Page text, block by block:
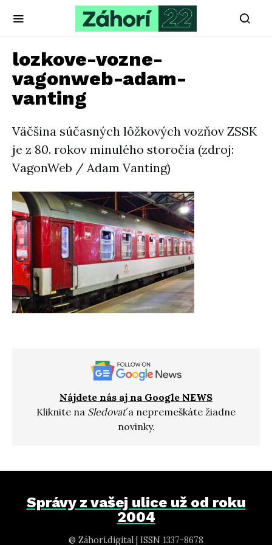
lozkove-vozne-
vagonweb-adam-
vanting
Väčšina súčasných lôžkových vozňov ZSSK
je z 80. rokov minulého storočia (zdroj:
VagonWeb / Adam Vanting)
Nájdete nás aj na Google NEWS
Kliknite na Sledovaťa nepremeškáte žiadne
novinky.
Správy z vašej ulice už od roku
2004
@ Záhori.digital | ISSN 1337-8678